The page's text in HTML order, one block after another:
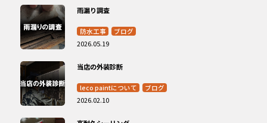
雨漏り調査
防水工事 ブログ
2026.05.19
当店の外装診断
leco paintについて ブログ
2026.02.10